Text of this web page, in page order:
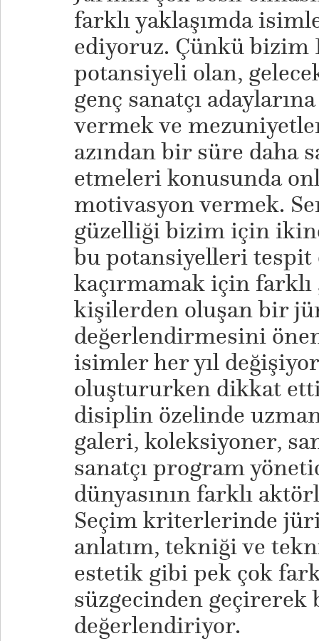
farklı yaklaşımda
ediyoruz. Çünkü bizim
potansiyeli olan,
genç sanatçı
vermek ve
azından bir süre daha
etmeleri konusunda
motivasyon vermek.
güzelliği bizim için
bu potansiyelleri tespit
kaçırmamak için farklı
kişilerden oluşan bir
değerlendirmesini
isimler her yıl
oluştururken dikkat
disiplin özelinde
galeri, koleksiyoner,
sanatçı program
dünyasının farklı
Seçim kriterlerinde
anlatım, tekniği ve
estetik gibi pek çok
süzgecinden geçirerek
değerlendiriyor.